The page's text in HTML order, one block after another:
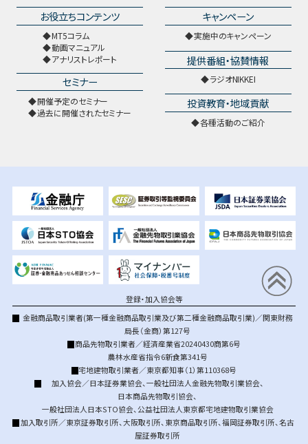
お役立ちコンテンツ
MT5コラム
動画マニュアル
アナリストレポート
セミナー
開催予定のセミナー
過去に開催されたセミナー
キャンペーン
実施中のキャンペーン
提供番組・協賛情報
ラジオNIKKEI
投資教育・地域貢献
各種活動のご紹介
登録・加入協会等
金融商品取引業者(第一種金融商品取引業及び第二種金融商品取引業)／関東財務
局長（金商）第127号
商品先物取引業者／経済産業省20240430商第6号
農林水産省指令6新食第341号
宅地建物取引業者／東京都知事（1）第110368号
加入協会／日本証券業協会、一般社団法人金融先物取引業協会、
日本商品先物取引協会、
一般社団法人日本STO協会、公益社団法人東京都宅地建物取引業協会
加入取引所／東京証券取引所、大阪取引所、 東京商品取引所、福岡証券取引所、名古
屋証券取引所